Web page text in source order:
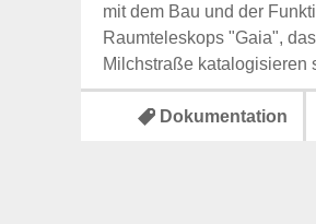
mit dem Bau und der
Raumteleskops "Gaia",
Milchstraße katalogisieren
Dokumentation